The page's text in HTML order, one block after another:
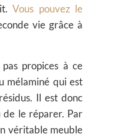
Vous pouvez le
vie grâce à
propices à ce
mélaminé qui est
Il est donc
de le réparer. Par
véritable meuble